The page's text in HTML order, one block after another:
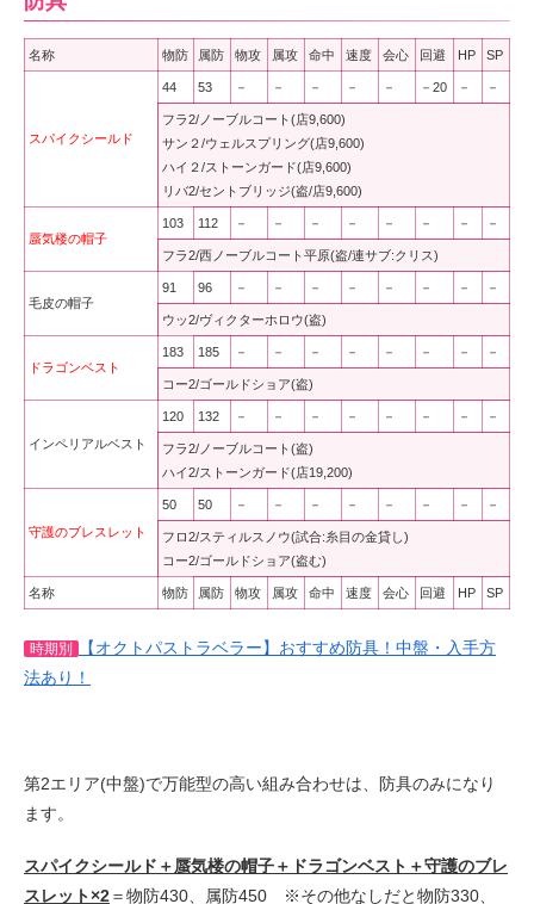
名称 物防 属防 物攻 属攻 命中 速度 会心 回避 HP SP
スパイクシールド
44 53 － － － － － －20 － －
フラ2/ノーブルコート(店9,600)
サン２/ウェルスプリング(店9,600)
ハイ２/ストーンガード(店9,600)
リバ2/セントブリッジ(盗/店9,600)
蜃気楼の帽子
103 112 － － － － － － － －
フラ2/西ノーブルコート平原(盗/連サブ:クリス)
毛皮の帽子
91 96 － － － － － － － －
ウッ2/ヴィクターホロウ(盗)
ドラゴンベスト
183 185 － － － － － － － －
コー2/ゴールドショア(盗)
インペリアルベスト
120 132 － － － － － － － －
フラ2/ノーブルコート(盗)
ハイ2/ストーンガード(店19,200)
守護のブレスレット
50 50 － － － － － － － －
フロ2/スティルスノウ(試合:糸目の金貸し)
コー2/ゴールドショア(盗む)
名称 物防 属防 物攻 属攻 命中 速度 会心 回避 HP SP
時期別
【オクトパストラベラー】おすすめ防具！中盤・入手方
法あり！
第2エリア(中盤)で万能型の高い組み合わせは、防具のみになり
ます。
スパイクシールド＋蜃気楼の帽子＋ドラゴンベスト＋守護のブレ
スレット×2＝物防430、属防450 ※その他なしだと物防330、